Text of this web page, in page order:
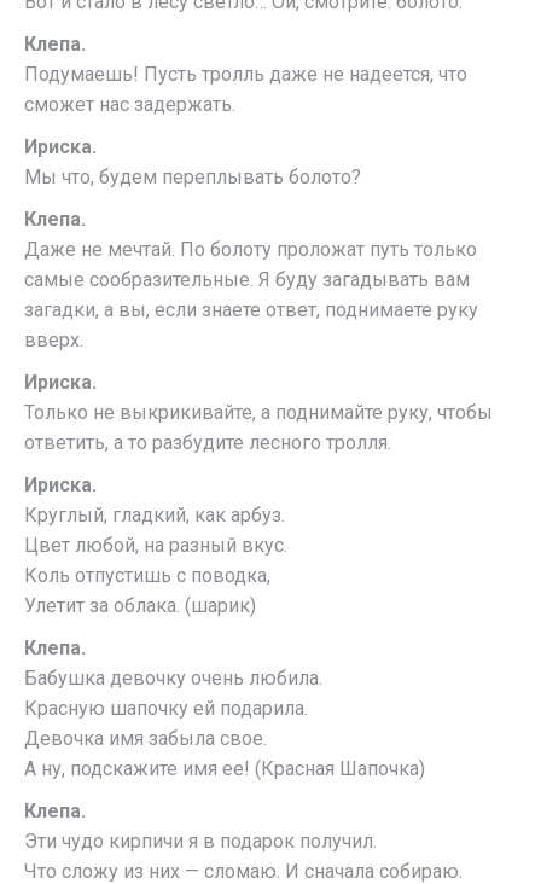
Клепа.
Подумаешь! Пусть тролль даже не надеется, что
сможет нас задержать.
Ириска.
Мы что, будем переплывать болото?
Клепа.
Даже не мечтай. По болоту проложат путь только
самые сообразительные. Я буду загадывать вам
загадки, а вы, если знаете ответ, поднимаете руку
вверх.
Ириска.
Только не выкрикивайте, а поднимайте руку, чтобы
ответить, а то разбудите лесного тролля.
Ириска.
Круглый, гладкий, как арбуз.
Цвет любой, на разный вкус.
Коль отпустишь с поводка,
Улетит за облака. (шарик)
Клепа.
Бабушка девочку очень любила.
Красную шапочку ей подарила.
Девочка имя забыла свое.
А ну, подскажите имя ее! (Красная Шапочка)
Клепа.
Эти чудо кирпичи я в подарок получил.
Что сложу из них — сломаю. И сначала собираю.